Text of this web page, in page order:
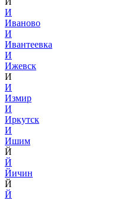
И
Иваново
И
Ивантеевка
И
Ижевск
И
И
Измир
И
Иркутск
И
Ишим
Й
Й
Йичин
Й
Й